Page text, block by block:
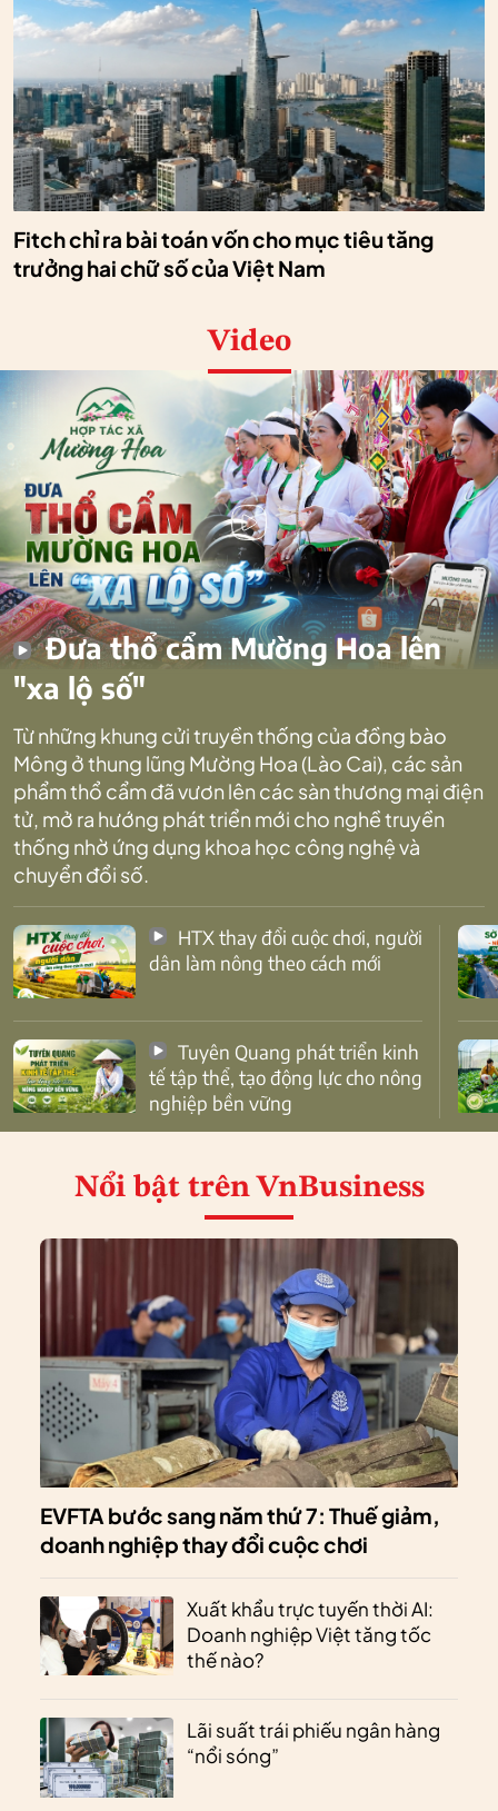
Fitch chỉ ra bài toán vốn cho mục tiêu tăng
trưởng hai chữ số của Việt Nam
Video
Đưa thổ cẩm Mường Hoa lên
"xa lộ số"
Từ những khung cửi truyền thống của đồng bào
Mông ở thung lũng Mường Hoa (Lào Cai), các sản
phẩm thổ cẩm đã vươn lên các sàn thương mại điện
tử, mở ra hướng phát triển mới cho nghề truyền
thống nhờ ứng dụng khoa học công nghệ và
chuyển đổi số.
dân làm nông theo cách mới
tế tập thể, tạo động lực cho nông
nghiệp bền vững
Nổi bật trên VnBusiness
EVFTA bước sang năm thứ 7: Thuế giảm,
doanh nghiệp thay đổi cuộc chơi
Xuất khẩu trực tuyến thời AI:
Doanh nghiệp Việt tăng tốc
thế nào?
Lãi suất trái phiếu ngân hàng
“nổi sóng”